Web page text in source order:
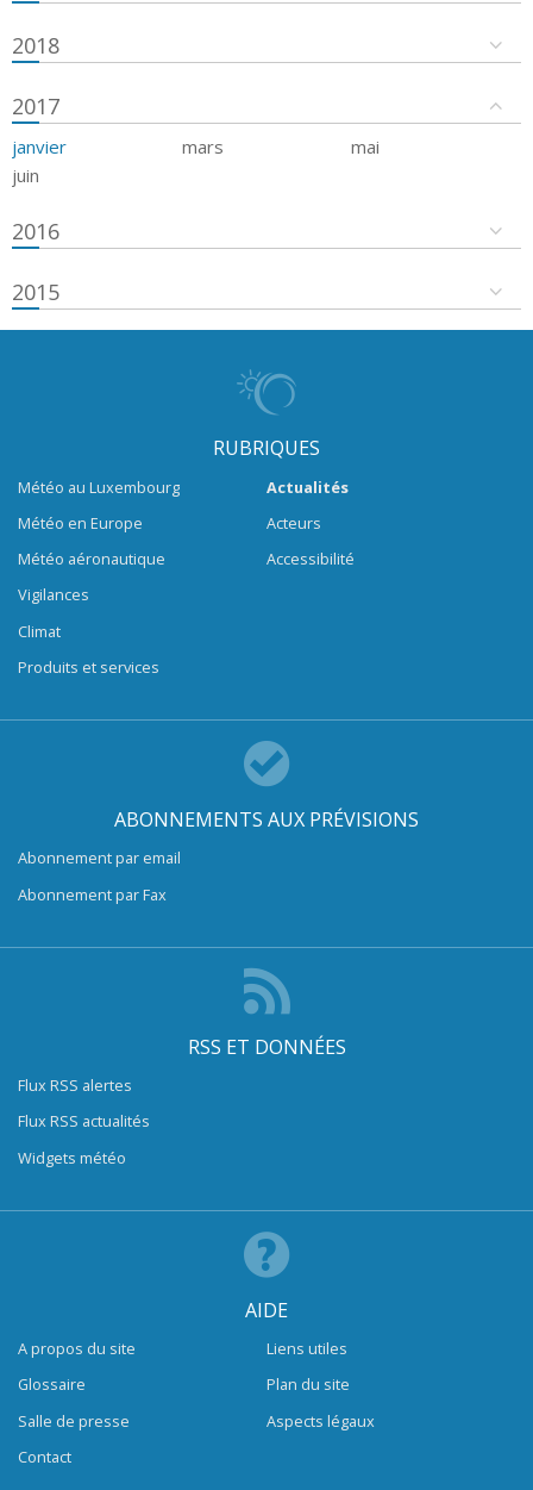
2018
2017
janvier mars
mai
juin
2016
2015
RUBRIQUES
Météo au Luxembourg
Météo en Europe
Météo aéronautique
Vigilances
Climat
Produits et services
Actualités
Acteurs
Accessibilité
ABONNEMENTS AUX PRÉVISIONS
Abonnement par email
Abonnement par Fax
RSS ET DONNÉES
Flux RSS alertes
Flux RSS actualités
Widgets météo
AIDE
A propos du site
Glossaire
Salle de presse
Contact
Liens utiles
Plan du site
Aspects légaux